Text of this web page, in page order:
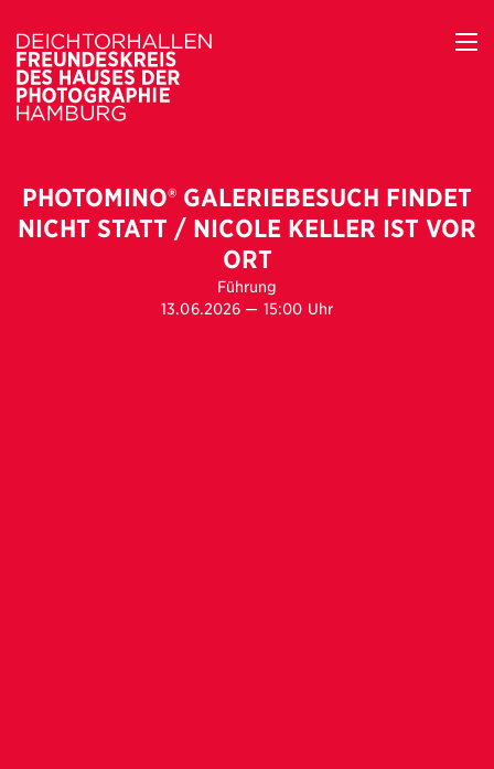
PHOTOMINO® GALERIEBESUCH FINDET
NICHT STATT / NICOLE KELLER IST VOR
ORT
Führung
13.06.2026 — 15:00 Uhr